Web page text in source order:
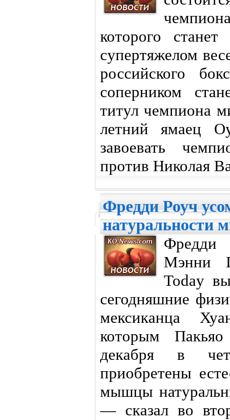
которого
супертяжелом
российского
соперником
титул чемпиона
летний ямаец
завоевать
против Николая
Фредди Роуч
натуральности
Фредди
Мэнни
Today
сегодняшние
мексиканца
которым Пакьяо
декабря в
приобретены
мышцы
— сказал во